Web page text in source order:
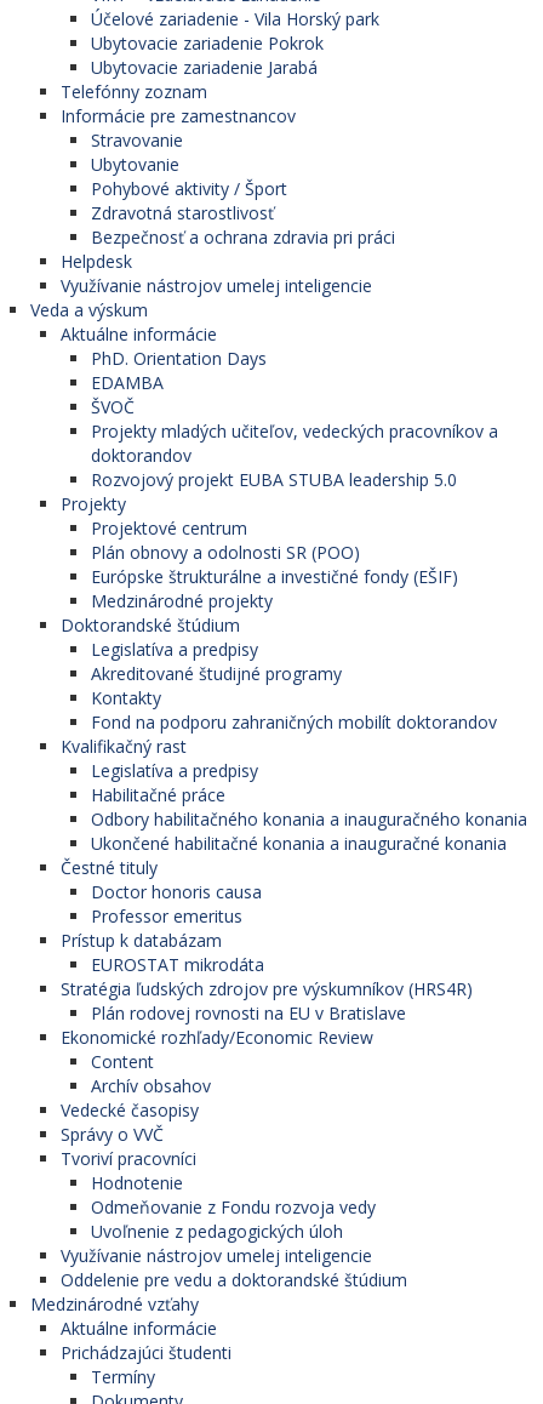
Účelové zariadenie - Vila Horský park
Ubytovacie zariadenie Pokrok
Ubytovacie zariadenie Jarabá
Telefónny zoznam
Informácie pre zamestnancov
Stravovanie
Ubytovanie
Pohybové aktivity / Šport
Zdravotná starostlivosť
Bezpečnosť a ochrana zdravia pri práci
Helpdesk
Využívanie nástrojov umelej inteligencie
Veda a výskum
Aktuálne informácie
PhD. Orientation Days
EDAMBA
ŠVOČ
Projekty mladých učiteľov, vedeckých pracovníkov a
doktorandov
Rozvojový projekt EUBA STUBA leadership 5.0
Projekty
Projektové centrum
Plán obnovy a odolnosti SR (POO)
Európske štrukturálne a investičné fondy (EŠIF)
Medzinárodné projekty
Doktorandské štúdium
Legislatíva a predpisy
Akreditované študijné programy
Kontakty
Fond na podporu zahraničných mobilít doktorandov
Kvalifikačný rast
Legislatíva a predpisy
Habilitačné práce
Odbory habilitačného konania a inauguračného konania
Ukončené habilitačné konania a inauguračné konania
Čestné tituly
Doctor honoris causa
Professor emeritus
Prístup k databázam
EUROSTAT mikrodáta
Stratégia ľudských zdrojov pre výskumníkov (HRS4R)
Plán rodovej rovnosti na EU v Bratislave
Ekonomické rozhľady/Economic Review
Content
Archív obsahov
Vedecké časopisy
Správy o VVČ
Tvoriví pracovníci
Hodnotenie
Odmeňovanie z Fondu rozvoja vedy
Uvoľnenie z pedagogických úloh
Využívanie nástrojov umelej inteligencie
Oddelenie pre vedu a doktorandské štúdium
Medzinárodné vzťahy
Aktuálne informácie
Prichádzajúci študenti
Termíny